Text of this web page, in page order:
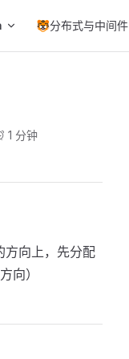
🐯分布式与中间件
1 分钟
方向上，先分配
向）